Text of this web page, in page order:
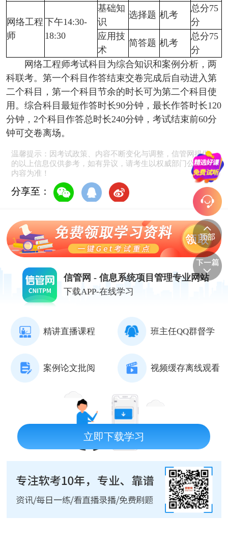
网络工程
师
下午14:30-
18:30
基础知
识
选择题 机考
总分75
分
应用技
术
简答题 机考
总分75
分
网络工程师考试科目为综合知识和案例分析，两
科联考。第一个科目作答结束交卷完成后自动进入第
二个科目，第一个科目节余的时长可为第二个科目使
用。综合科目最短作答时长90分钟，最长作答时长120
分钟，2个科目作答总时长240分钟，考试结束前60分
钟可交卷离场。
温馨提示：因考试政策、内容不断变化与调整，信管网提供
的以上信息仅供参考，如有异议，请考生以权威部门公布的
内容为准！
分享至：
信管网 - 信息系统项目管理专业网站
下载APP-在线学习
精讲直播课程 班主任QQ群督学
案例论文批阅 视频缓存离线观看
立即下载学习